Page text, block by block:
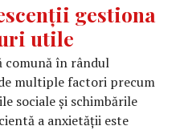
gestiona
utile
comună în rândul
multiple factori precum
sociale și schimbările
a anxietății este